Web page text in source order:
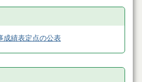
績表定点の公表